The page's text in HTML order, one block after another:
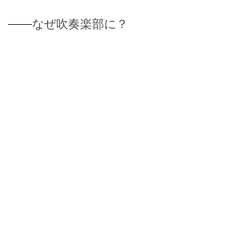
――なぜ吹奏楽部に？